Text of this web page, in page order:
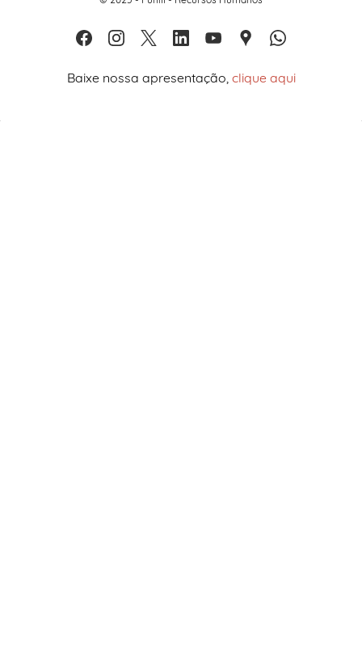
Baixe nossa apresentação, clique aqui